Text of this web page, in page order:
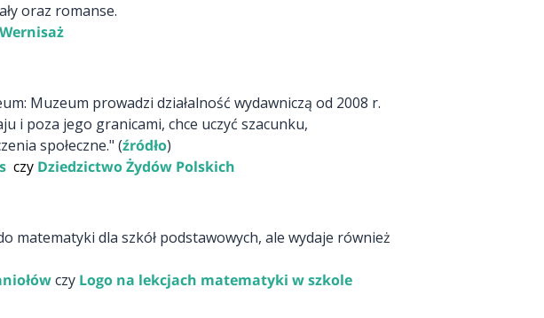
oraz romanse.
Wernisaż
Muzeum prowadzi działalność wydawniczą od 2008 r.
i poza jego granicami, chce uczyć szacunku,
społeczne." (źródło)
czy Dziedzictwo Żydów Polskich
matematyki dla szkół podstawowych, ale wydaje również
czy Logo na lekcjach matematyki w szkole